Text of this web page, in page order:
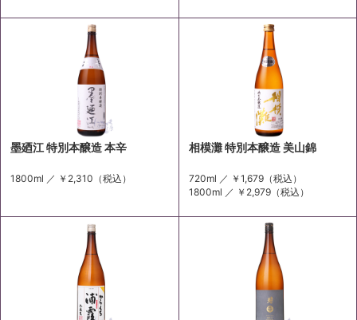
墨廼江 特別本醸造 本辛
1800ml ／ ￥2,310 （税込）
相模灘 特別本醸造 美山錦
720ml ／ ￥1,679（税込）
1800ml ／ ￥2,979（税込）